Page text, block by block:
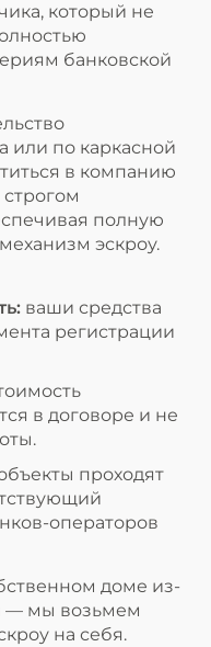
который не
банковской
или по каркасной
в компанию
полную
эскроу.
ваши средства
регистрации
в договоре и не
проходят
операторов
доме из-
— мы возьмем
на себя.